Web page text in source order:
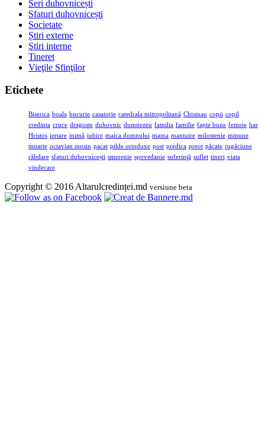
Seri duhovnicești
Sfaturi duhovnicești
Societate
Știri externe
Ştiri interne
Tineret
Vieţile Sfinţilor
Etichete
Biserica boala bucurie casatorie catedrala mitropolitană Chisinau copii copil
credinta cruce dragoste duhovnic dumnezeu familia familie fapte bune femeie har
Hristos iertare inimă iubire maica domnului mama mantuire milostenie minune
moarte octavian mosin pacat pilde ortodoxe post predica preot păcate rugăciune
răbdare sfaturi duhovnicești smerenie spovedanie suferinţă suflet tineri viata
vindecare
Copyright © 2016 Altarulcredinței.md versiune beta